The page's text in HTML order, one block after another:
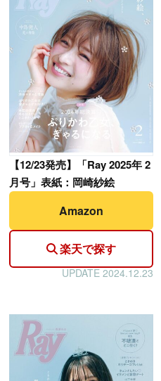
【12/23発売】「Ray 2025年 2
月号」表紙：岡崎紗絵
Amazon
楽天で探す
UPDATE 2024.12.23